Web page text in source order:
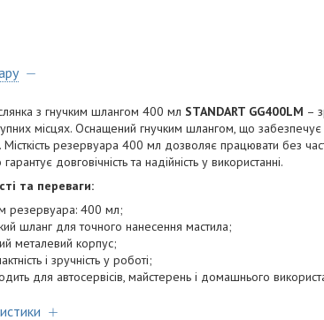
з гнучким шлангом 400 мл STANDART GG400LM –
місцях. Оснащений гнучким шлангом, що забезпечує
Місткість резервуара 400 мл дозволяє працювати без
довговічність та надійність у використанні.
та переваги:
резервуара: 400 мл;
шланг для точного нанесення мастила;
металевий корпус;
і зручність у роботі;
для автосервісів, майстерень і домашнього